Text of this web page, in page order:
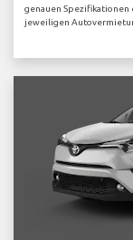
genauen Spezifikationen
jeweiligen